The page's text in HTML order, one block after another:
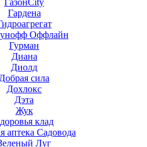
ГазонCity
Гардена
Оффлайн
Гурман
Диана
Диолд
Добрая сила
Дохлокс
Дэта
Жук
клад
аптека Садовода
Луг